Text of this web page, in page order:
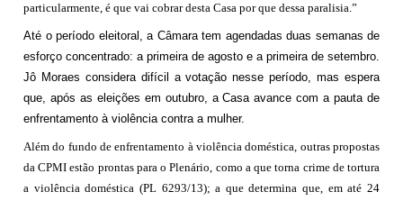
particularmente, é que vai cobrar desta Casa por que dessa paralisia.”
Até o período eleitoral, a Câmara tem agendadas duas semanas de
esforço concentrado: a primeira de agosto e a primeira de setembro.
Jô Moraes considera difícil a votação nesse período, mas espera
que, após as eleições em outubro, a Casa avance com a pauta de
enfrentamento à violência contra a mulher.
Além do fundo de enfrentamento à violência doméstica, outras propostas
da CPMI estão prontas para o Plenário, como a que torna crime de tortura
a violência doméstica (PL 6293/13); a que determina que, em até 24